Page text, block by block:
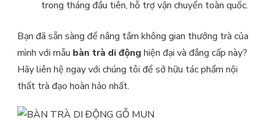
trong tháng đầu tiên, hỗ trợ vận chuyển toàn quốc.
Bạn đã sẵn sàng để nâng tầm không gian thưởng trà của
mình với mẫu bàn trà di động hiện đại và đẳng cấp này?
Hãy liên hệ ngay với chúng tôi để sở hữu tác phẩm nội
thất trà đạo hoàn hảo nhất.